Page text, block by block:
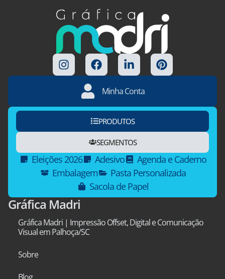
Minha Conta
PRODUTOS
SEGMENTOS
Eleições 2026 Adesivo
Agenda e Caderno
Embalagem
Pasta Personalizada
Sacola de Papel
Gráfica Madri
Gráfica Madri | Impressão Offset, Digital e Comunicação
Visual em Palhoça/SC
Sobre